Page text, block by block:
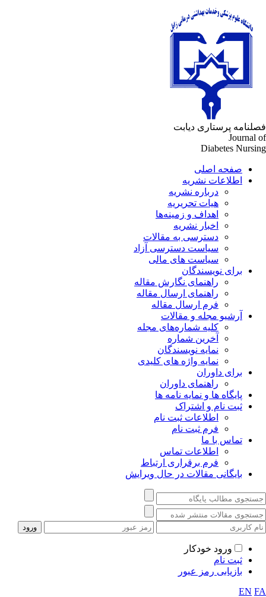
پرستاری دیابت
Journal
Diabetes
صفحه اصلی
اطلاعات نشریه
درباره نشریه
هیات تحریریه
اهداف و زمینه‌ها
اخبار نشریه
دسترسی به مقالات
سیاست دسترسی آزاد
سیاست های مالی
برای نویسندگان
راهنمای نگارش مقاله
راهنمای ارسال مقاله
فرم ارسال مقاله
آرشیو مجله و مقالات
کلیه شماره‌های مجله
آخرین شماره
نمایه نویسندگان
نمایه واژه های کلیدی
برای داوران
راهنمای داوران
پایگاه ها و نمایه نامه ها
ثبت نام و اشتراک
اطلاعات ثبت نام
فرم ثبت نام
تماس با ما
اطلاعات تماس
فرم برقراری ارتباط
بایگانی مقالات در حال ویرایش
ورود خودکار
ثبت نام
بازیابی رمز عبور
EN